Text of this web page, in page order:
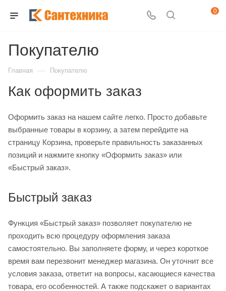
0
Покупателю
Главная — Покупателю
Как оформить заказ
Оформить заказ на нашем сайте легко. Просто добавьте
выбранные товары в корзину, а затем перейдите на
страницу Корзина, проверьте правильность заказанных
позиций и нажмите кнопку «Оформить заказ» или
«Быстрый заказ».
Быстрый заказ
Функция «Быстрый заказ» позволяет покупателю не
проходить всю процедуру оформления заказа
самостоятельно. Вы заполняете форму, и через короткое
время вам перезвонит менеджер магазина. Он уточнит все
условия заказа, ответит на вопросы, касающиеся качества
товара, его особенностей. А также подскажет о вариантах